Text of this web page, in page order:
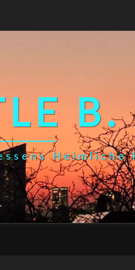
B.
Heimliche